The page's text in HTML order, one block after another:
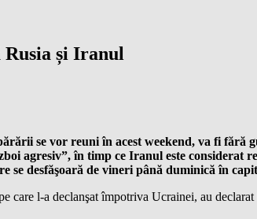
Rusia și Iranul
se vor reuni în acest weekend, va fi fără
agresiv”, în timp ce Iranul este
se desfăşoară de vineri până duminică în
care l-a declanşat împotriva Ucrainei, au